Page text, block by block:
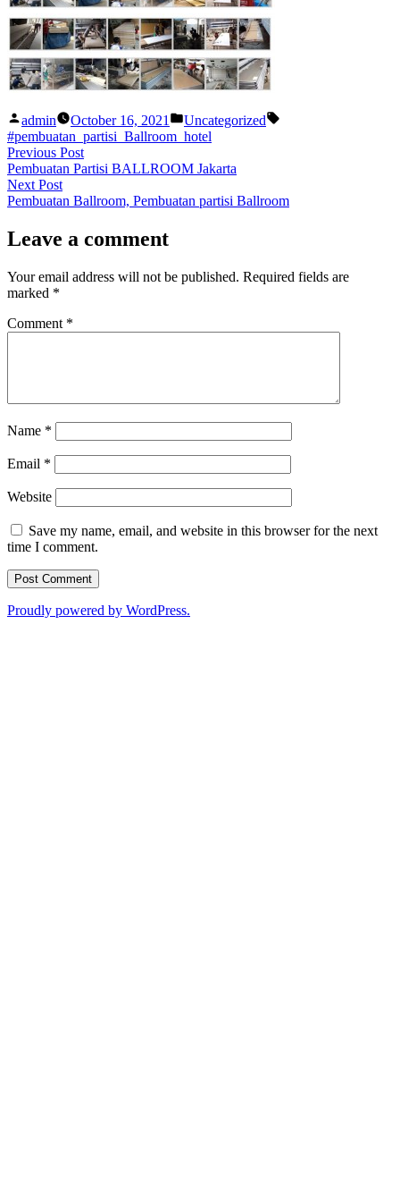
Posted
by
admin October 16, 2021
Posted
in
Uncategorized
#pembuatan_partisi_Ballroom_hotel
Post
navigation
Previous PostPrevious
post:
Pembuatan Partisi BALLROOM Jakarta
Next PostNext
post:
Pembuatan Ballroom, Pembuatan partisi Ballroom
Leave a comment
Your email address will not be published. Required fields are
marked *
Comment *
Name *
Email *
Website
Save my name, email, and website in this browser for the next
time I comment.
Proudly powered by WordPress.